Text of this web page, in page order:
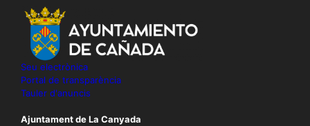
Seu electrònica
Portal de transparència
Tauler d'anuncis
Ajuntament de La Canyada